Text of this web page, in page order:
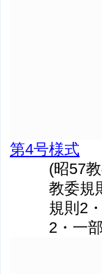
第4号様式
(昭57
教委規
規則2
2・一